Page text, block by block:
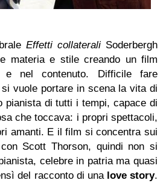
Effetti collaterali Soderbergh
materia e stile creando un film
e nel contenuto. Difficile fare
vuole portare in scena la vita di
pianista di tutti i tempi, capace di
che toccava: i propri spettacoli,
amanti. E il film si concentra sui
Scott Thorson, quindi non si
celebre in patria ma quasi
del racconto di una love story.